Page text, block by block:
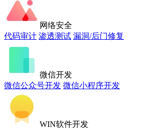
网络安全
代码审计 渗透测试 漏洞/后门修复
微信开发
微信公众号开发 微信小程序开发
WIN软件开发